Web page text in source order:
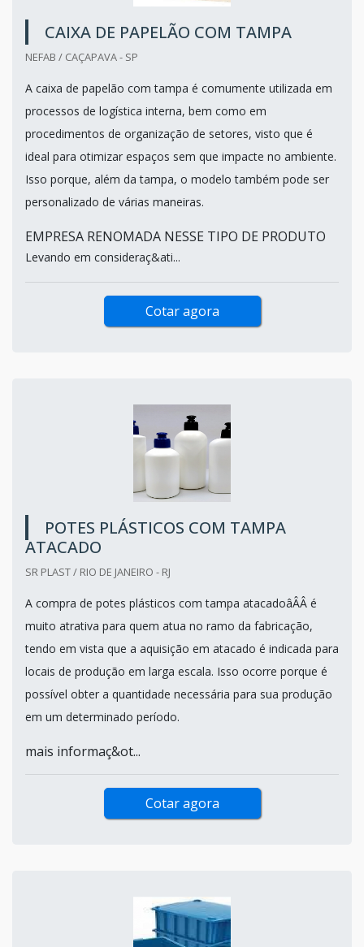
CAIXA DE PAPELÃO COM TAMPA
NEFAB / CAÇAPAVA - SP
A caixa de papelão com tampa é comumente utilizada em
processos de logística interna, bem como em
procedimentos de organização de setores, visto que é
ideal para otimizar espaços sem que impacte no ambiente.
Isso porque, além da tampa, o modelo também pode ser
personalizado de várias maneiras.
EMPRESA RENOMADA NESSE TIPO DE PRODUTO
Levando em consideraç&ati...
Cotar agora
POTES PLÁSTICOS COM TAMPA
ATACADO
SR PLAST / RIO DE JANEIRO - RJ
A compra de potes plásticos com tampa atacadoâÂÂ é
muito atrativa para quem atua no ramo da fabricação,
tendo em vista que a aquisição em atacado é indicada para
locais de produção em larga escala. Isso ocorre porque é
possível obter a quantidade necessária para sua produção
em um determinado período.
mais informaç&ot...
Cotar agora